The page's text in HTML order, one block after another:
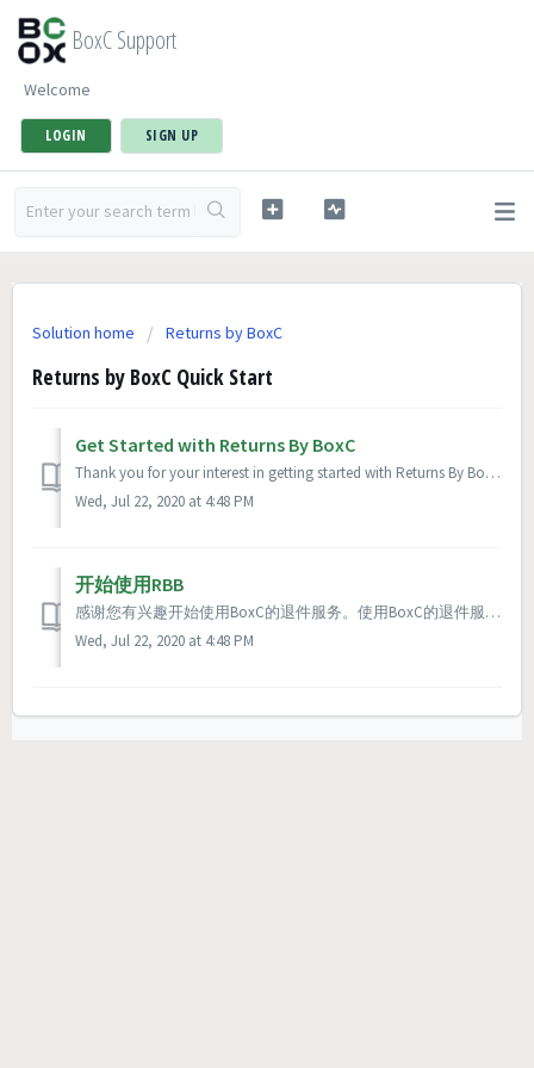
BoxC Support
Welcome
LOGIN SIGN UP
Solution home Returns by BoxC
Returns by BoxC Quick Start
Get Started with Returns By BoxC
Thank you for your interest in getting started with Returns By BoxC. With Returns By BoxC you will have a custom US return address and your returned package...
Wed, Jul 22, 2020 at 4:48 PM
开始使用RBB
感谢您有兴趣开始使用BoxC的退件服务。使用BoxC的退件服务您将会拥有一个自定义的美国的退件地址，并且您的退件可以在您查阅过后再行处理。 以下是操作步骤，这个需要您在我们系统中申请一个账户后才能操作 完善您的公司信息 只需要填入您的公司名 在您的账户中充值 订阅认购BoxC退件服务 找...
Wed, Jul 22, 2020 at 4:48 PM